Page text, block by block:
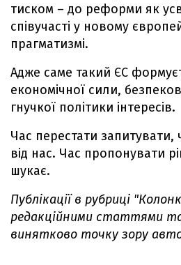
тиском – до реформи як
співучасті у новому
прагматизмі.
Адже саме такий ЄС
економічної сили,
гнучкої політики інтересів.
Час перестати запитувати,
від нас. Час пропонувати
шукає.
Публікації в рубриці
редакційними статтями
винятково точку зору